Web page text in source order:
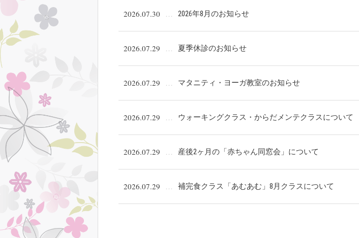
2026.07.30 2026年8月のお知らせ
2026.07.29 夏季休診のお知らせ
2026.07.29 マタニティ・ヨーガ教室のお知らせ
2026.07.29 ウォーキングクラス・からだメンテクラスについて
2026.07.29 産後2ヶ月の「赤ちゃん同窓会」について
2026.07.29 補完食クラス「あむあむ」8月クラスについて